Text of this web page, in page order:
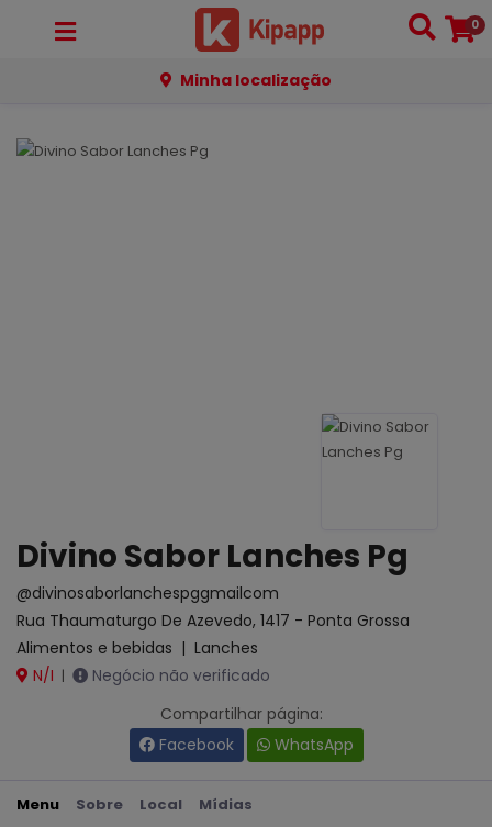
0
Minha localização
Divino Sabor Lanches Pg
@divinosaborlanchespggmailcom
Rua Thaumaturgo De Azevedo, 1417 - Ponta Grossa
Alimentos e bebidas | Lanches
N/I |
Negócio não verificado
Compartilhar página:
Facebook
WhatsApp
Menu Sobre Local Mídias